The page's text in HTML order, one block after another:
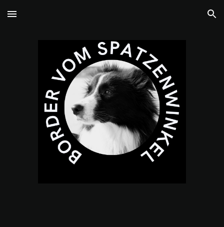
Skip to main content Skip to navigation